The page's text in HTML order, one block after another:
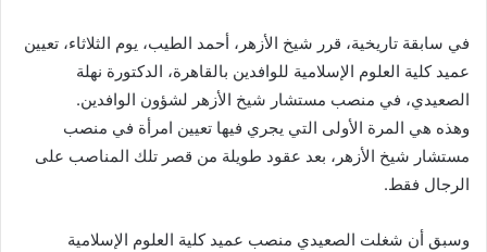
في سابقة تاريخية، قرر شيخ الأزهر، أحمد الطيب، يوم الثلاثاء، تعيين
عميد كلية العلوم الإسلامية للوافدين بالقاهرة، الدكتورة نهلة
الصعيدي، في منصب مستشار شيخ الأزهر لشؤون الوافدين.
وهذه هي المرة الأولى التي يجري فيها تعيين امرأة في منصب
مستشار شيخ الأزهر، بعد عقود طويلة من قصر تلك المناصب على
الرجال فقط.
وسبق أن شغلت الصعيدي منصب عميد كلية العلوم الإسلامية